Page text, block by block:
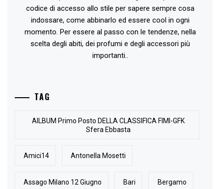
codice di accesso allo stile per sapere sempre cosa
indossare, come abbinarlo ed essere cool in ogni
momento. Per essere al passo con le tendenze, nella
scelta degli abiti, dei profumi e degli accessori più
importanti..
TAG
AlLBUM Primo Posto DELLA CLASSIFICA FIMI-GFK
Sfera Ebbasta
Amici14 Antonella Mosetti
Assago Milano 12 Giugno Bari Bergamo